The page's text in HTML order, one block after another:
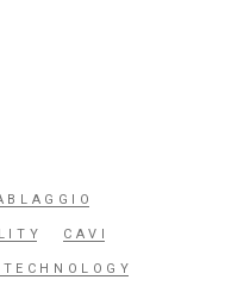
CAVI